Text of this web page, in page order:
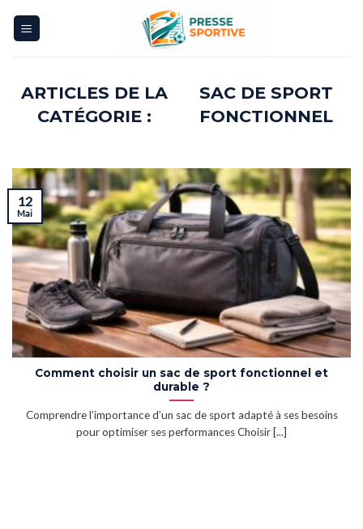
SAC DE SPORT
FONCTIONNEL
Comment choisir un sac de sport fonctionnel et
durable ?
Comprendre l’importance d’un sac de sport adapté à ses besoins
pour optimiser ses performances Choisir [...]
12
Mai